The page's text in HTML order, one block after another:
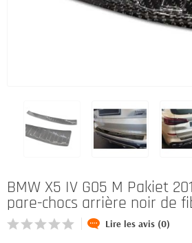
BMW X5 IV G05 M Pakiet
pare-chocs arrière noir de
Lire les avis (0)